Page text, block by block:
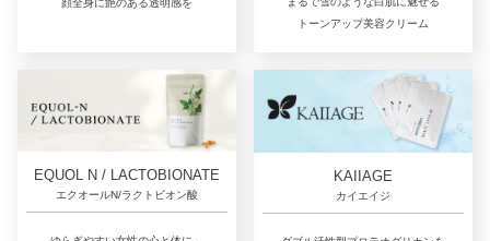
顔全身に艶のある透明感を
トーンアップ美容クリーム
EQUOL N / LACTOBIONATE
エクオールN/ラクトビオン酸
KAIIAGE
カイエイジ